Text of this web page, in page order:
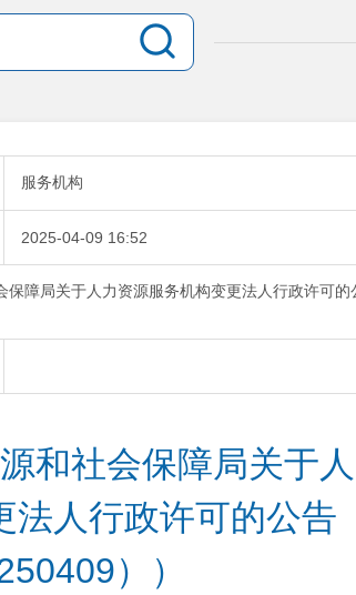
服务机构
2025-04-09 16:52
保障局关于人力资源服务机构变更法人行政许可的
和社会保障局关于
法人行政许可的公告
））